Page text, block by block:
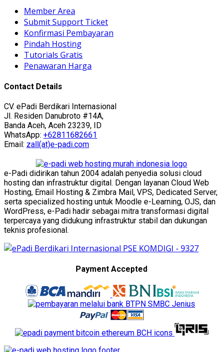
Member Area
Submit Support Ticket
Konfirmasi Pembayaran
Pindah Hosting
Tutorials Gratis
Penawaran Harga
Contact Details
CV. ePadi Berdikari Internasional
Jl. Residen Danubroto #14A,
Banda Aceh, Aceh 23239, ID
WhatsApp: +62811682661
Email: zall(at)e-padi.com
e-Padi didirikan tahun 2004 adalah penyedia solusi cloud
hosting dan infrastruktur digital. Dengan layanan Cloud Web
Hosting, Email Hosting & Zimbra Mail, VPS, Dedicated Server,
serta specialized hosting untuk Moodle e-Learning, OJS, dan
WordPress, e-Padi hadir sebagai mitra transformasi digital
terpercaya yang didukung infrastruktur stabil dan dukungan
teknis profesional.
Payment Accepted